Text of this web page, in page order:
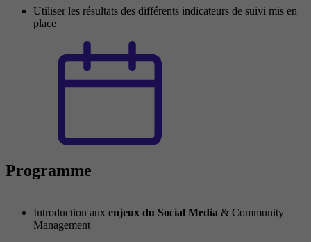
Utiliser les résultats des différents indicateurs de suivi mis en
place
Programme
Introduction aux enjeux du Social Media & Community
Management